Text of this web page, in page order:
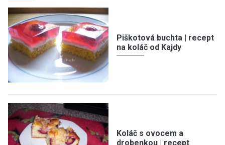
Piškotová buchta | recept
na koláč od Kajdy
Koláč s ovocem a
drobenkou | recept